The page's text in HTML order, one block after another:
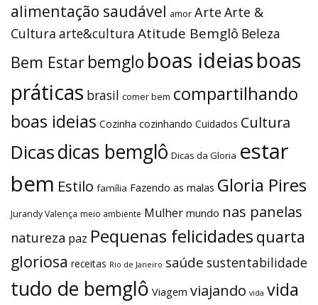
alimentação saudável amor Arte Arte &
Cultura arte&cultura Atitude Bemglô Beleza
Bem Estar bemglo boas ideiasboas
práticas brasil comer bem compartilhando
boas ideias Cozinha cozinhando Cuidados Cultura
Dicasdicas bemglô Dicas da Gloria estar
bem Estilo família Fazendo as malas Gloria Pires
Jurandy Valença meio ambiente Mulher mundo nas panelas
natureza paz Pequenas felicidades quarta
gloriosa receitas Rio de Janeiro saúde sustentabilidade
tudo de bemglô Viagem viajando vida vida